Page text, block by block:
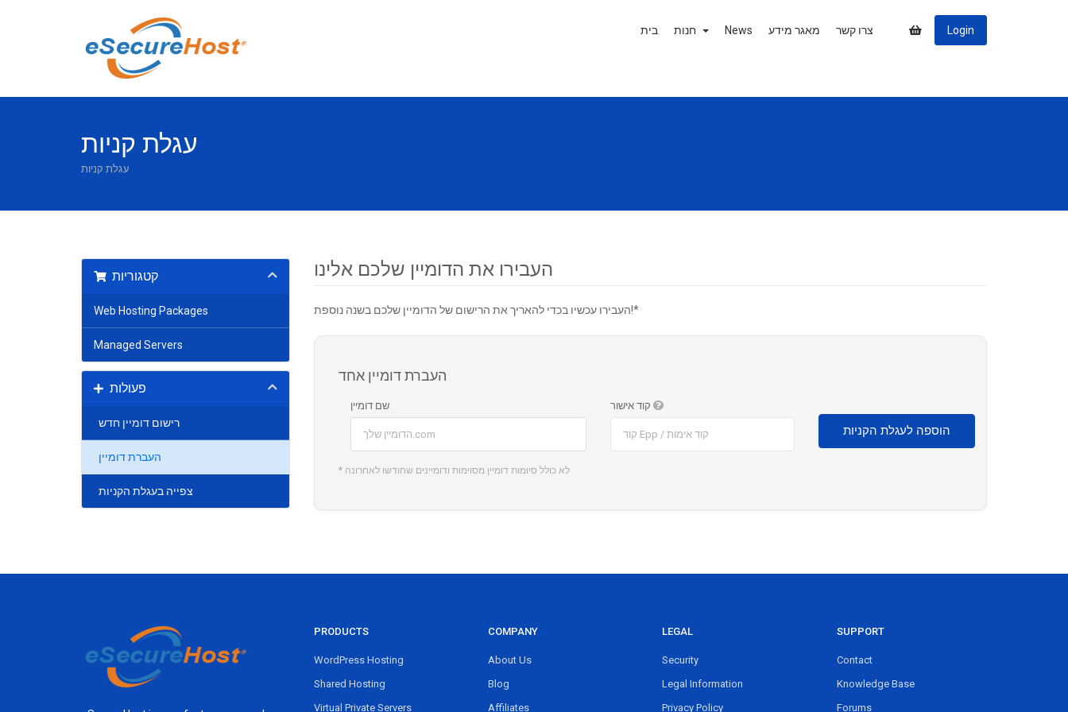
בית News מאגר מידע צרו קשר Login
עגלת קניות
עגלת קניות
קטגוריות
Web Hosting Packages
Managed Servers
פעולות
רישום דומיין חדש
העברת דומיין
צפייה בעגלת הקניות
העבירו את הדומיין שלכם אלינו
העבירו עכשיו בכדי להאריך את הרישום של הדומיין שלכם בשנה נוספת!*
העברת דומיין אחד
שם דומיין
הוספה לעגלת הקניות
* לא כולל סיומות דומיין מסוימות ודומיינים שחודשו לאחרונה
PRODUCTS
WordPress Hosting
Shared Hosting
Virtual Private Servers
COMPANY
About Us
Blog
Affiliates
LEGAL
Security
Legal Information
Privacy Policy
SUPPORT
Contact
Knowledge Base
Forums